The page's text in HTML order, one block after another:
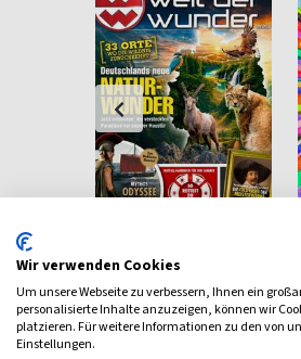
4,51
Entdecken und Staunen
ab 6,10 €
Wir verwenden Cookies
Um unsere Webseite zu verbessern, Ihnen ein
personalisierte Inhalte anzuzeigen, können wir
platzieren. Für weitere Informationen zu den von
Einstellungen.